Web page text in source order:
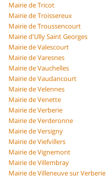
Mairie de Tricot
Mairie de Troissereux
Mairie de Troussencourt
Mairie d'Ully Saint Georges
Mairie de Valescourt
Mairie de Varesnes
Mairie de Vauchelles
Mairie de Vaudancourt
Mairie de Velennes
Mairie de Venette
Mairie de Verberie
Mairie de Verderonne
Mairie de Versigny
Mairie de Viefvillers
Mairie de Vignemont
Mairie de Villembray
Mairie de Villeneuve sur Verberie